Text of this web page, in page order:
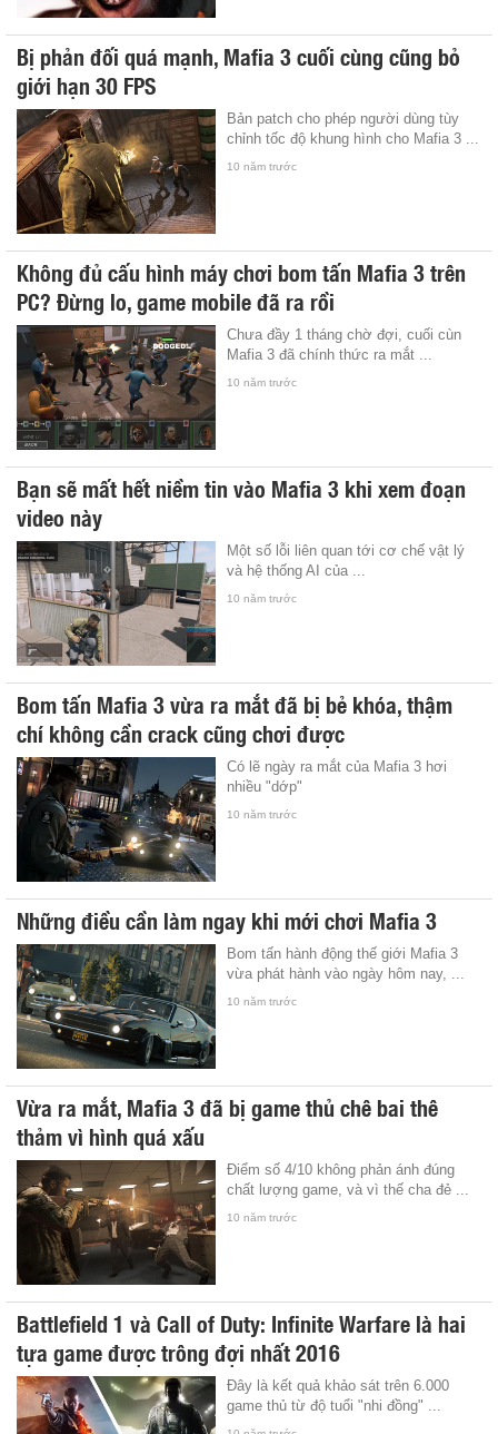
Bị phản đối quá mạnh, Mafia 3 cuối cùng cũng bỏ
giới hạn 30 FPS
Bản patch cho phép người dùng tùy
chỉnh tốc độ khung hình cho Mafia 3 ...
10 năm trước
Không đủ cấu hình máy chơi bom tấn Mafia 3 trên
PC? Đừng lo, game mobile đã ra rồi
Chưa đầy 1 tháng chờ đợi, cuối cùn
Mafia 3 đã chính thức ra mắt ...
10 năm trước
Bạn sẽ mất hết niềm tin vào Mafia 3 khi xem đoạn
video này
Một số lỗi liên quan tới cơ chế vật lý
và hệ thống AI của ...
10 năm trước
Bom tấn Mafia 3 vừa ra mắt đã bị bẻ khóa, thậm
chí không cần crack cũng chơi được
Có lẽ ngày ra mắt của Mafia 3 hơi
nhiều "dớp"
10 năm trước
Những điều cần làm ngay khi mới chơi Mafia 3
Bom tấn hành động thế giới Mafia 3
vừa phát hành vào ngày hôm nay, ...
10 năm trước
Vừa ra mắt, Mafia 3 đã bị game thủ chê bai thê
thảm vì hình quá xấu
Điểm số 4/10 không phản ánh đúng
chất lượng game, và vì thế cha đẻ ...
10 năm trước
Battlefield 1 và Call of Duty: Infinite Warfare là hai
tựa game được trông đợi nhất 2016
Đây là kết quả khảo sát trên 6.000
game thủ từ độ tuổi "nhi đồng" ...